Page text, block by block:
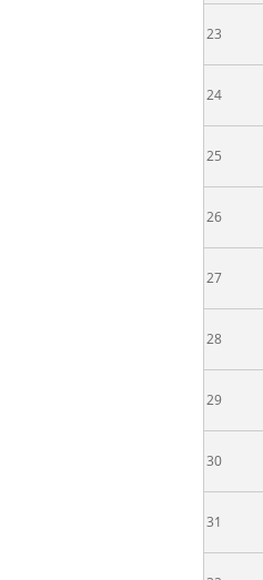
23
24
25
26
27
28
29
30
31